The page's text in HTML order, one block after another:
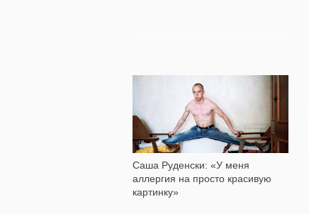
Саша Руденски: «У меня
аллергия на просто красивую
картинку»